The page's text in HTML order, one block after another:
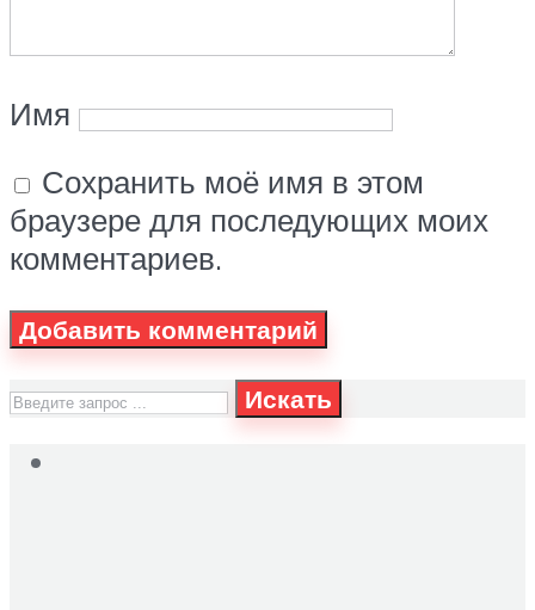
Имя
Сохранить моё имя в этом
браузере для последующих моих
комментариев.
Искать